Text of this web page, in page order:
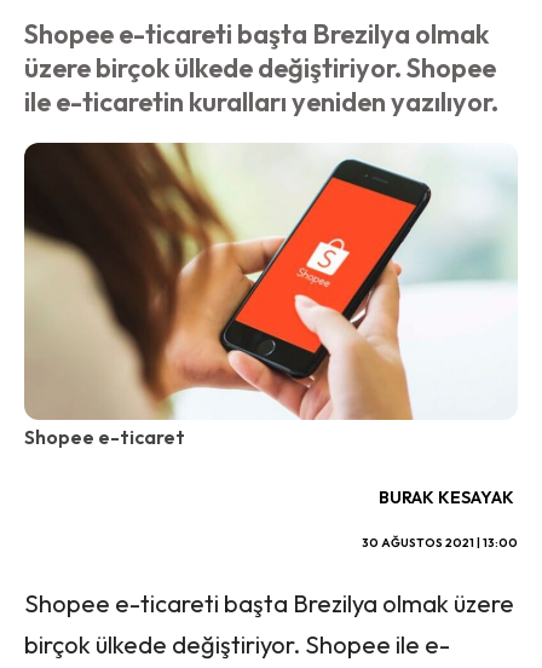
Shopee e-ticareti başta Brezilya olmak
üzere birçok ülkede değiştiriyor. Shopee
ile e-ticaretin kuralları yeniden yazılıyor.
Shopee e-ticaret
BURAK KESAYAK
30 AĞUSTOS 2021 | 13:00
Shopee e-ticareti başta Brezilya olmak üzere
birçok ülkede değiştiriyor. Shopee ile e-